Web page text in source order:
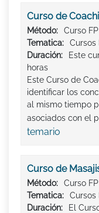
Curso de
Método:
Curso
Tematica:
Cursos
Duración:
Este
horas
Este Curso de
identificar los
al mismo tiempo
asociados con el
temario
Curso de
Método:
Curso
Tematica:
Cursos
Duración:
El